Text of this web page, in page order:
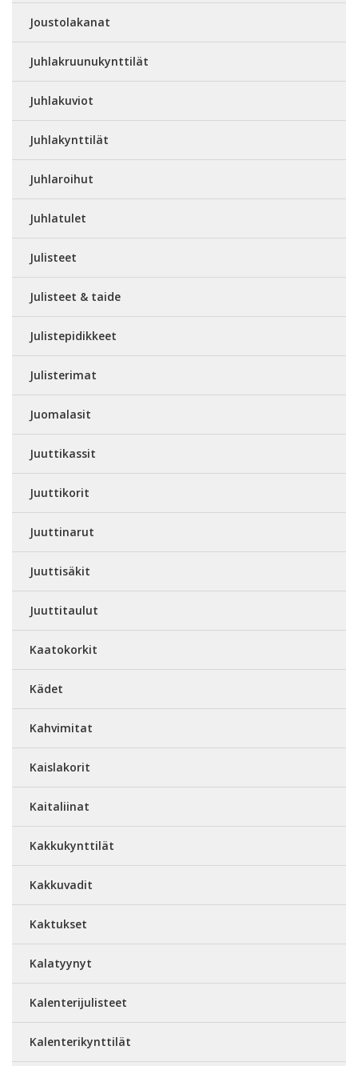
Joustolakanat
Juhlakruunukynttilät
Juhlakuviot
Juhlakynttilät
Juhlaroihut
Juhlatulet
Julisteet
Julisteet & taide
Julistepidikkeet
Julisterimat
Juomalasit
Juuttikassit
Juuttikorit
Juuttinarut
Juuttisäkit
Juuttitaulut
Kaatokorkit
Kädet
Kahvimitat
Kaislakorit
Kaitaliinat
Kakkukynttilät
Kakkuvadit
Kaktukset
Kalatyynyt
Kalenterijulisteet
Kalenterikynttilät